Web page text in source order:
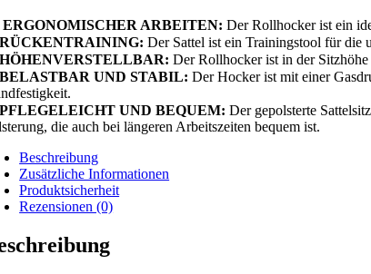
ERGONOMISCHER ARBEITEN: Der Rollhocker ist ein
RÜCKENTRAINING: Der Sattel ist ein Trainingstool für die
HÖHENVERSTELLBAR: Der Rollhocker ist in der
BELASTBAR UND STABIL: Der Hocker ist mit einer
PFLEGELEICHT UND BEQUEM: Der gepolsterte
die auch bei längeren Arbeitszeiten bequem ist.
Beschreibung
Zusätzliche Informationen
Produktsicherheit
Rezensionen (0)